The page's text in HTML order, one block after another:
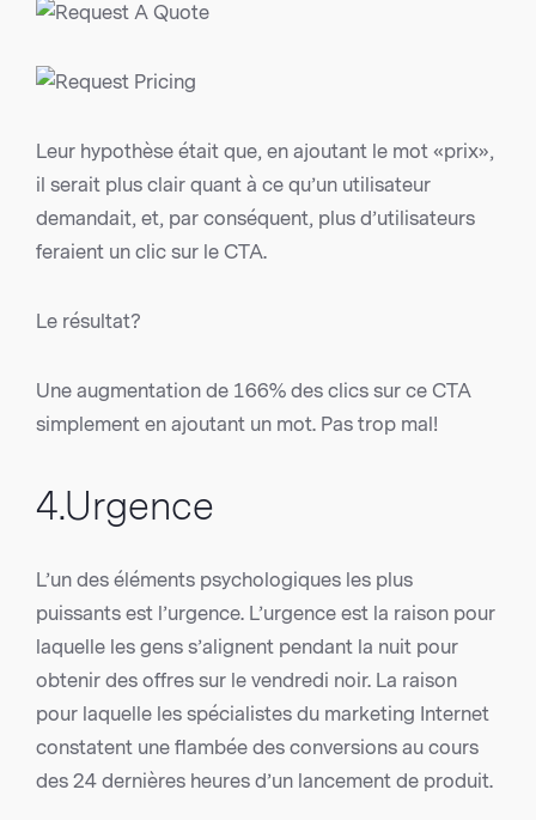
Leur hypothèse était que, en ajoutant le mot «prix»,
il serait plus clair quant à ce qu’un utilisateur
demandait, et, par conséquent, plus d’utilisateurs
feraient un clic sur le CTA.
Le résultat?
Une augmentation de 166% des clics sur ce CTA
simplement en ajoutant un mot. Pas trop mal!
4.Urgence
L’un des éléments psychologiques les plus
puissants est l’urgence. L’urgence est la raison pour
laquelle les gens s’alignent pendant la nuit pour
obtenir des offres sur le vendredi noir. La raison
pour laquelle les spécialistes du marketing Internet
constatent une flambée des conversions au cours
des 24 dernières heures d’un lancement de produit.